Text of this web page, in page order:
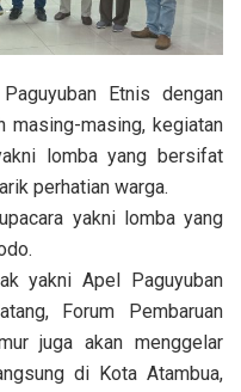
Etnis dengan
masing-masing, kegiatan
lomba yang bersifat
perhatian warga.
yakni lomba yang
yakni Apel Paguyuban
Forum Pembaruan
juga akan menggelar
di Kota Atambua,